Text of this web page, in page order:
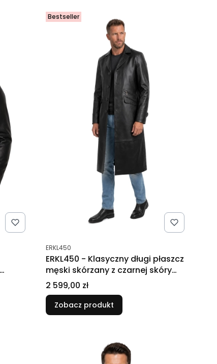
Bestseller
Kod produktu
ERKL450
ERKL450 - Klasyczny długi płaszcz
męski skórzany z czarnej skóry
DORJAN
Cena
2 599,00 zł
Zobacz produkt